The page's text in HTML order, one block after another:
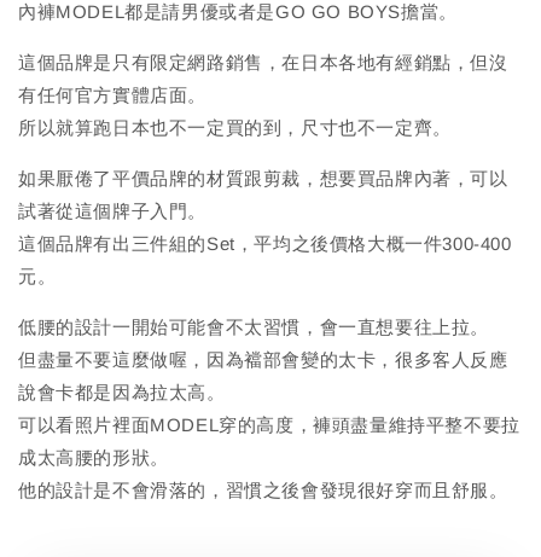
內褲MODEL都是請男優或者是GO GO BOYS擔當。
這個品牌是只有限定網路銷售，在日本各地有經銷點，但沒
有任何官方實體店面。
所以就算跑日本也不一定買的到，尺寸也不一定齊。
如果厭倦了平價品牌的材質跟剪裁，想要買品牌內著，可以
試著從這個牌子入門。
這個品牌有出三件組的Set，平均之後價格大概一件300-400
元。
低腰的設計一開始可能會不太習慣，會一直想要往上拉。
但盡量不要這麼做喔，因為襠部會變的太卡，很多客人反應
說會卡都是因為拉太高。
可以看照片裡面MODEL穿的高度，褲頭盡量維持平整不要拉
成太高腰的形狀。
他的設計是不會滑落的，習慣之後會發現很好穿而且舒服。